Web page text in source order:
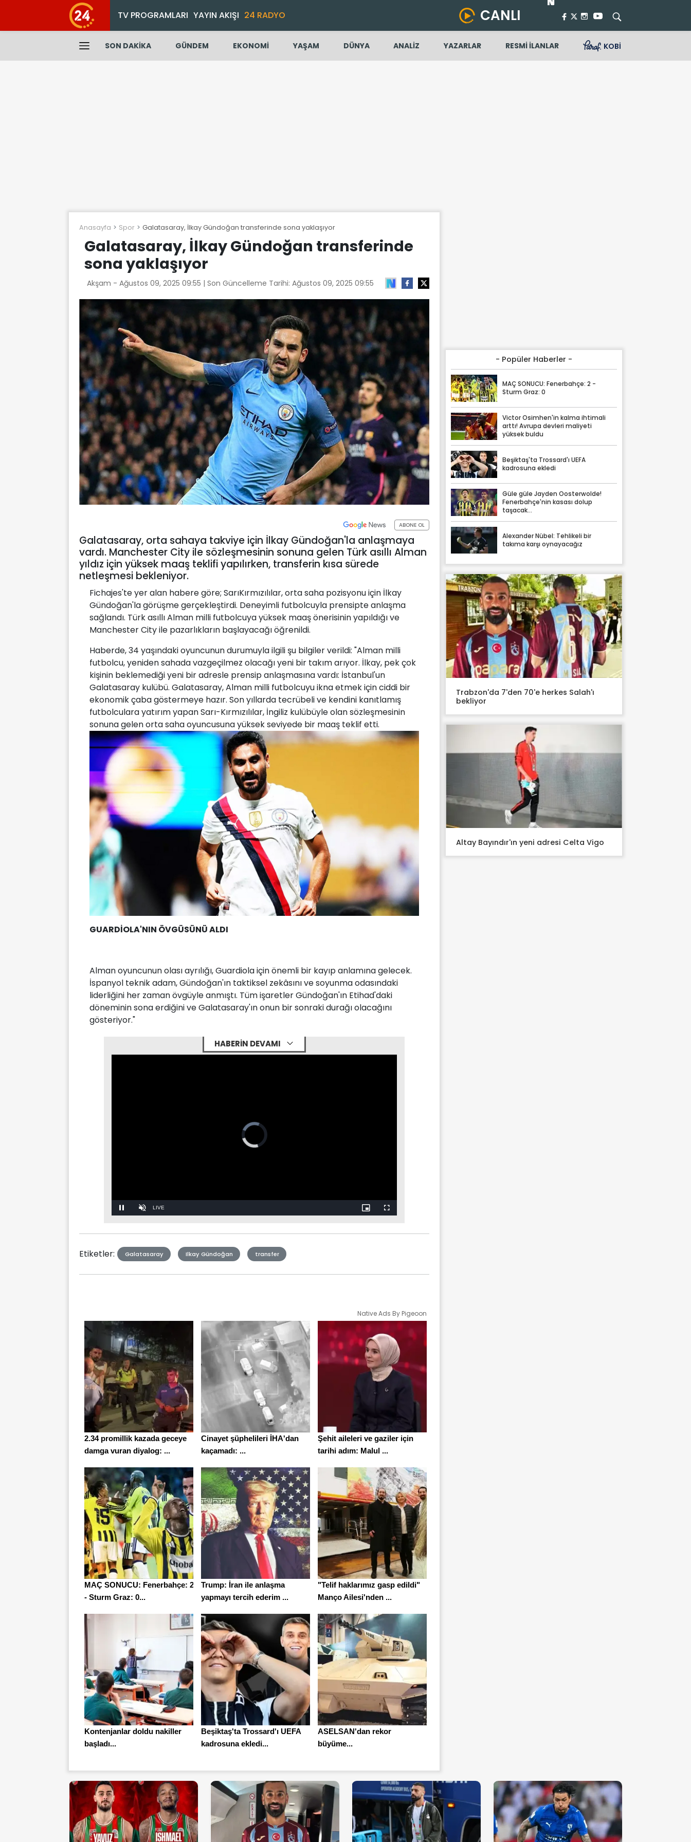
TV PROGRAMLARI YAYIN AKIŞI 24 RADYO CANLI
SON DAKİKA GÜNDEM EKONOMİ YAŞAM DÜNYA ANALİZ YAZARLAR RESMİ İLANLAR KOBİ
Anasayfa Spor Galatasaray, İlkay Gündoğan transferinde sona yaklaşıyor
Galatasaray, İlkay Gündoğan transferinde
sona yaklaşıyor
Akşam - Ağustos 09, 2025 09:55 | Son Güncelleme Tarihi: Ağustos 09, 2025 09:55
ABONE OL
Galatasaray, orta sahaya takviye için İlkay Gündoğan'la anlaşmaya
vardı. Manchester City ile sözleşmesinin sonuna gelen Türk asıllı Alman
yıldız için yüksek maaş teklifi yapılırken, transferin kısa sürede
netleşmesi bekleniyor.
Fichajes'te yer alan habere göre; SarıKırmızılılar, orta saha pozisyonu için İlkay
Gündoğan'la görüşme gerçekleştirdi. Deneyimli futbolcuyla prensipte anlaşma
sağlandı. Türk asıllı Alman milli futbolcuya yüksek maaş önerisinin yapıldığı ve
Manchester City ile pazarlıkların başlayacağı öğrenildi.
Haberde, 34 yaşındaki oyuncunun durumuyla ilgili şu bilgiler verildi: "Alman milli
futbolcu, yeniden sahada vazgeçilmez olacağı yeni bir takım arıyor. İlkay, pek çok
kişinin beklemediği yeni bir adresle prensip anlaşmasına vardı: İstanbul'un
Galatasaray kulübü. Galatasaray, Alman milli futbolcuyu ikna etmek için ciddi bir
ekonomik çaba göstermeye hazır. Son yıllarda tecrübeli ve kendini kanıtlamış
futbolculara yatırım yapan Sarı-Kırmızılılar, İngiliz kulübüyle olan sözleşmesinin
sonuna gelen orta saha oyuncusuna yüksek seviyede bir maaş teklif etti.
GUARDİOLA'NIN ÖVGÜSÜNÜ ALDI
Alman oyuncunun olası ayrılığı, Guardiola için önemli bir kayıp anlamına gelecek.
İspanyol teknik adam, Gündoğan'ın taktiksel zekâsını ve soyunma odasındaki
liderliğini her zaman övgüyle anmıştı. Tüm işaretler Gündoğan'ın Etihad'daki
döneminin sona erdiğini ve Galatasaray'ın onun bir sonraki durağı olacağını
gösteriyor."
HABERİN DEVAMI
Unmute Stream
Etiketler: Galatasaray Ilkay Gündoğan transfer
Native Ads By Pigeoon
2.34 promillik kazada geceye
damga vuran diyalog: ...
Cinayet şüphelileri İHA'dan
kaçamadı: ...
Şehit aileleri ve gaziler için
tarihi adım: Malul ...
MAÇ SONUCU: Fenerbahçe: 2
- Sturm Graz: 0...
Trump: İran ile anlaşma
yapmayı tercih ederim ...
"Telif haklarımız gasp edildi"
Manço Ailesi'nden ...
Kontenjanlar doldu nakiller
başladı...
Beşiktaş'ta Trossard'ı UEFA
kadrosuna ekledi...
ASELSAN'dan rekor
büyüme...
- Popüler Haberler -
MAÇ SONUCU: Fenerbahçe: 2 -
Sturm Graz: 0
Victor Osimhen'in kalma ihtimali
arttı! Avrupa devleri maliyeti
yüksek buldu
Beşiktaş'ta Trossard'ı UEFA
kadrosuna ekledi
Güle güle Jayden Oosterwolde!
Fenerbahçe'nin kasası dolup
taşacak...
Alexander Nübel: Tehlikeli bir
takıma karşı oynayacağız
Trabzon'da 7'den 70'e herkes Salah'ı
bekliyor
Altay Bayındır'ın yeni adresi Celta Vigo